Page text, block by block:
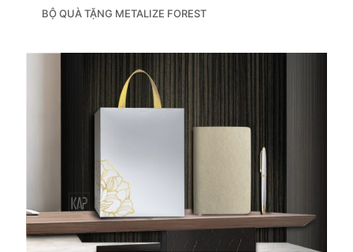
BỘ QUÀ TẶNG METALIZE FOREST